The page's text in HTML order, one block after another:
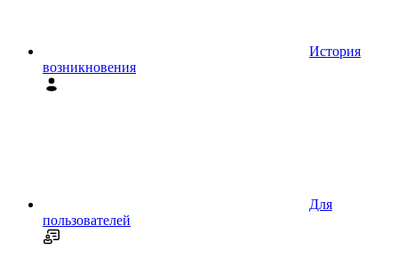
История
возникновения
Для
пользователей